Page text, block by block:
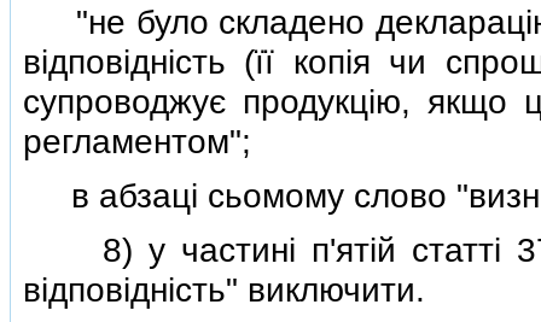
"не було складено
вiдповiднiсть (її копiя чи
супроводжує продукцiю, якщо
регламентом";
в абзацi сьомому слово
8) у частинi п'ятiй статтi
вiдповiднiсть" виключити.